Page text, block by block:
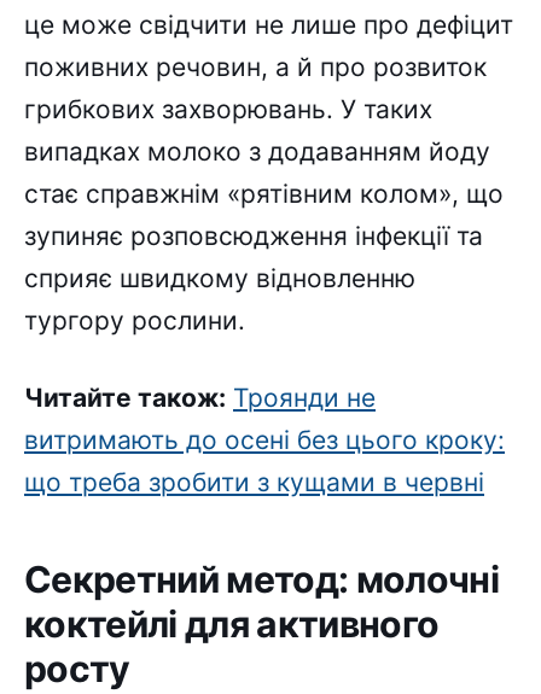
це може свідчити не лише про дефіцит
поживних речовин, а й про розвиток
грибкових захворювань. У таких
випадках молоко з додаванням йоду
стає справжнім «рятівним колом», що
зупиняє розповсюдження інфекції та
сприяє швидкому відновленню
тургору рослини.
Читайте також: Троянди не
витримають до осені без цього кроку:
що треба зробити з кущами в червні
Секретний метод: молочні
коктейлі для активного
росту